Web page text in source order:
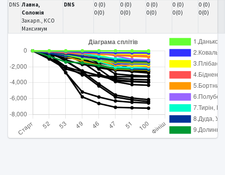
DNS Лавна,
Соломія
Закарп., КСО
Максимум
DNS
0 (0)
0(0)
0 (0)
0(0)
0 (0)
0(0)
0 (0)
0(0)
0 (0)
0(0)